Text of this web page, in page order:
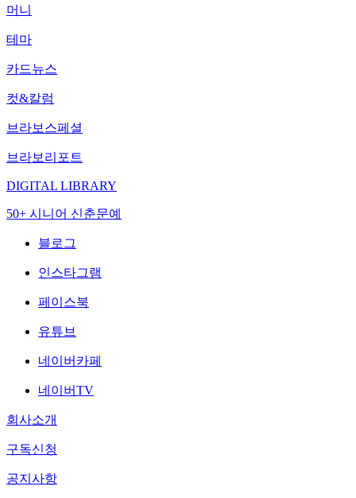
머니
테마
카드뉴스
컷&칼럼
브라보스페셜
브라보리포트
DIGITAL LIBRARY
50+ 시니어 신춘문예
블로그
인스타그램
페이스북
유튜브
네이버카페
네이버TV
회사소개
구독신청
공지사항